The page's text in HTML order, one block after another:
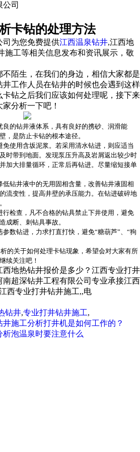
卡钻的处理方法
司为您免费提供江西温泉钻井,江西地
施工等相关信息发布和资讯展示，敬
陌生，在我们的身边，相信大家都是
井工作人员在钻井的时候也会遇到这样
钻之后我们应该如何处理呢，接下来
家分析一下吧！
良的钻井液体系，具有良好的携砂、润滑能
，是防止卡钻的根本途径。
免使用含坂泥浆。若采用清水钻进，则应适当
时带到地面。发现泵压升高及岩屑返出较少时
加大排量循环，正常后再钻进。尽量缩短接单
钻井液中的无用固相含量，改善钻井液固相
流变性，提高井壁的承压能力。在钻进破碎地
检查，凡不合格的钻具禁止下井使用，避免
成断、刺钻具事故。
数钻进，力求打直打快，避免“糖葫芦”、“狗
的关于如何处理卡钻现象，希望会对大家有所
续关注吧！
地热钻井报价是多少？江西专业打井
超深钻井工程有限公司专业承接江西
西专业打井钻井施工,,电
钻井,专业打井钻井施工,
施工分析打井机是如何工作的？
泡温泉时要注意什么